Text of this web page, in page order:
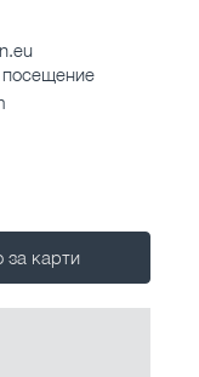
посещение
за карти